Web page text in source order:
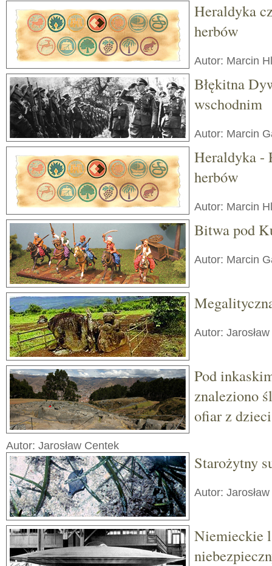
Heraldyka
herbów
Autor: Marcin
Błękitna
wschodnim
Autor: Marcin
Heraldyka -
herbów
Autor: Marcin
Bitwa pod
Autor: Marcin
Autor:
Pod
znaleziono
ofiar z dzieci
Autor: Jarosław Centek
Starożytny
Autor:
Niemieckie